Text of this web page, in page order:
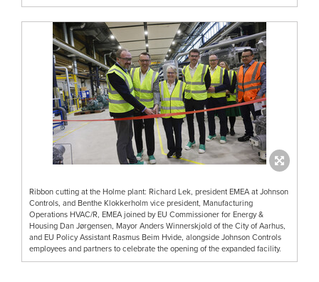
Ribbon cutting at the Holme plant: Richard Lek, president EMEA at Johnson
Controls, and Benthe Klokkerholm vice president, Manufacturing
Operations HVAC/R, EMEA joined by EU Commissioner for Energy &
Housing Dan Jørgensen, Mayor Anders Winnerskjold of the City of Aarhus,
and EU Policy Assistant Rasmus Beim Hvide, alongside Johnson Controls
employees and partners to celebrate the opening of the expanded facility.